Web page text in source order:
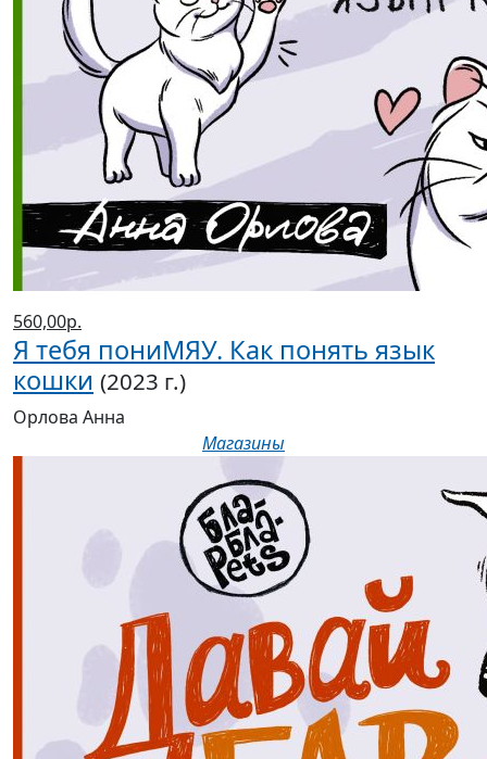
560,00р.
Я тебя пониМЯУ. Как понять язык
кошки (2023 г.)
Орлова Анна
Магазины